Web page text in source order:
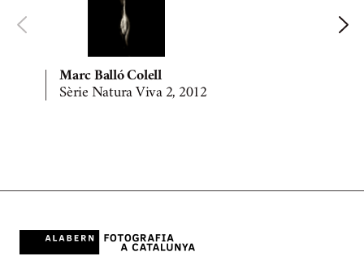
Marc Balló Colell
Sèrie Natura Viva 2, 2012